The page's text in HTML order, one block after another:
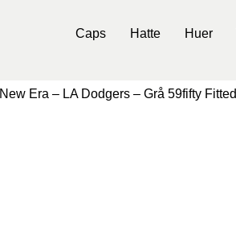
Caps Hatte Huer
New Era – LA Dodgers – Grå 59fifty